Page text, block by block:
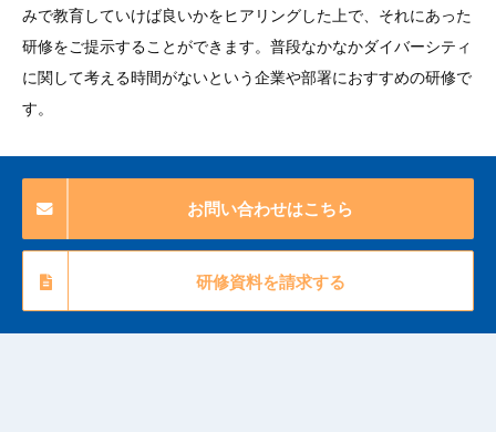
みで教育していけば良いかをヒアリングした上で、それにあった
研修をご提示することができます。普段なかなかダイバーシティ
に関して考える時間がないという企業や部署におすすめの研修で
す。
お問い合わせはこちら
研修資料を請求する